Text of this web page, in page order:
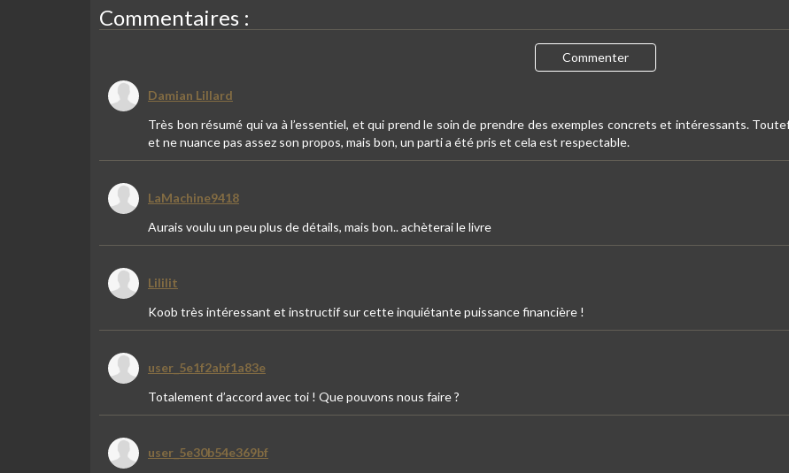
Commentaires :
Commenter
Damian Lillard
Très bon résumé qui va à l’essentiel, et qui prend le soin de prendre des exemples concrets et intéressants.
et ne nuance pas assez son propos, mais bon, un parti a été pris et cela est respectable.
LaMachine9418
Aurais voulu un peu plus de détails, mais bon.. achèterai le livre
Lililit
Koob très intéressant et instructif sur cette inquiétante puissance financière !
user_5e1f2abf1a83e
Totalement d’accord avec toi ! Que pouvons nous faire ?
user_5e30b54e369bf